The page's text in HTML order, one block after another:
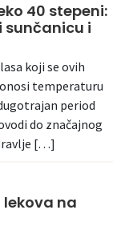
40 stepeni:
sunčanicu i
koji se ovih
temperaturu
period
do značajnog
[…]
lekova na